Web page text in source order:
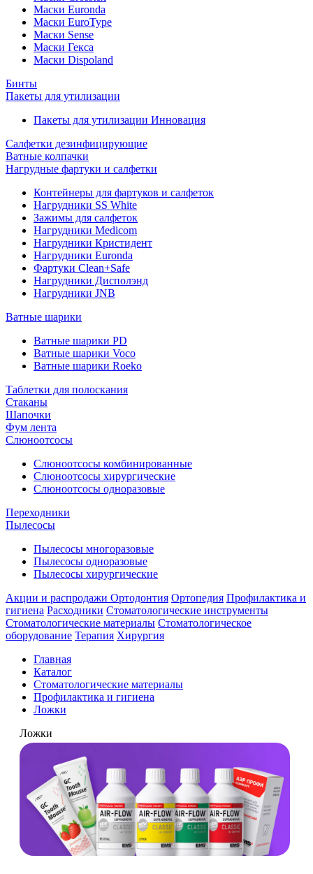
Маски Euronda
Маски EuroType
Маски Sense
Маски Гекса
Маски Dispoland
Бинты
Пакеты для утилизации
Пакеты для утилизации Инновация
Салфетки дезинфицирующие
Ватные колпачки
Нагрудные фартуки и салфетки
Контейнеры для фартуков и салфеток
Нагрудники SS White
Зажимы для салфеток
Нагрудники Medicom
Нагрудники Кристидент
Нагрудники Euronda
Фартуки Clean+Safe
Нагрудники Дисполэнд
Нагрудники JNB
Ватные шарики
Ватные шарики PD
Ватные шарики Voco
Ватные шарики Roeko
Таблетки для полоскания
Стаканы
Шапочки
Фум лента
Слюноотсосы
Слюноотсосы комбинированные
Слюноотсосы хирургические
Слюноотсосы одноразовые
Переходники
Пылесосы
Пылесосы многоразовые
Пылесосы одноразовые
Пылесосы хирургические
Акции и распродажи Ортодонтия Ортопедия Профилактика и
гигиена Расходники Стоматологические инструменты
Стоматологические материалы Стоматологическое
оборудование Терапия Хирургия
Главная
Каталог
Стоматологические материалы
Профилактика и гигиена
Ложки
Ложки